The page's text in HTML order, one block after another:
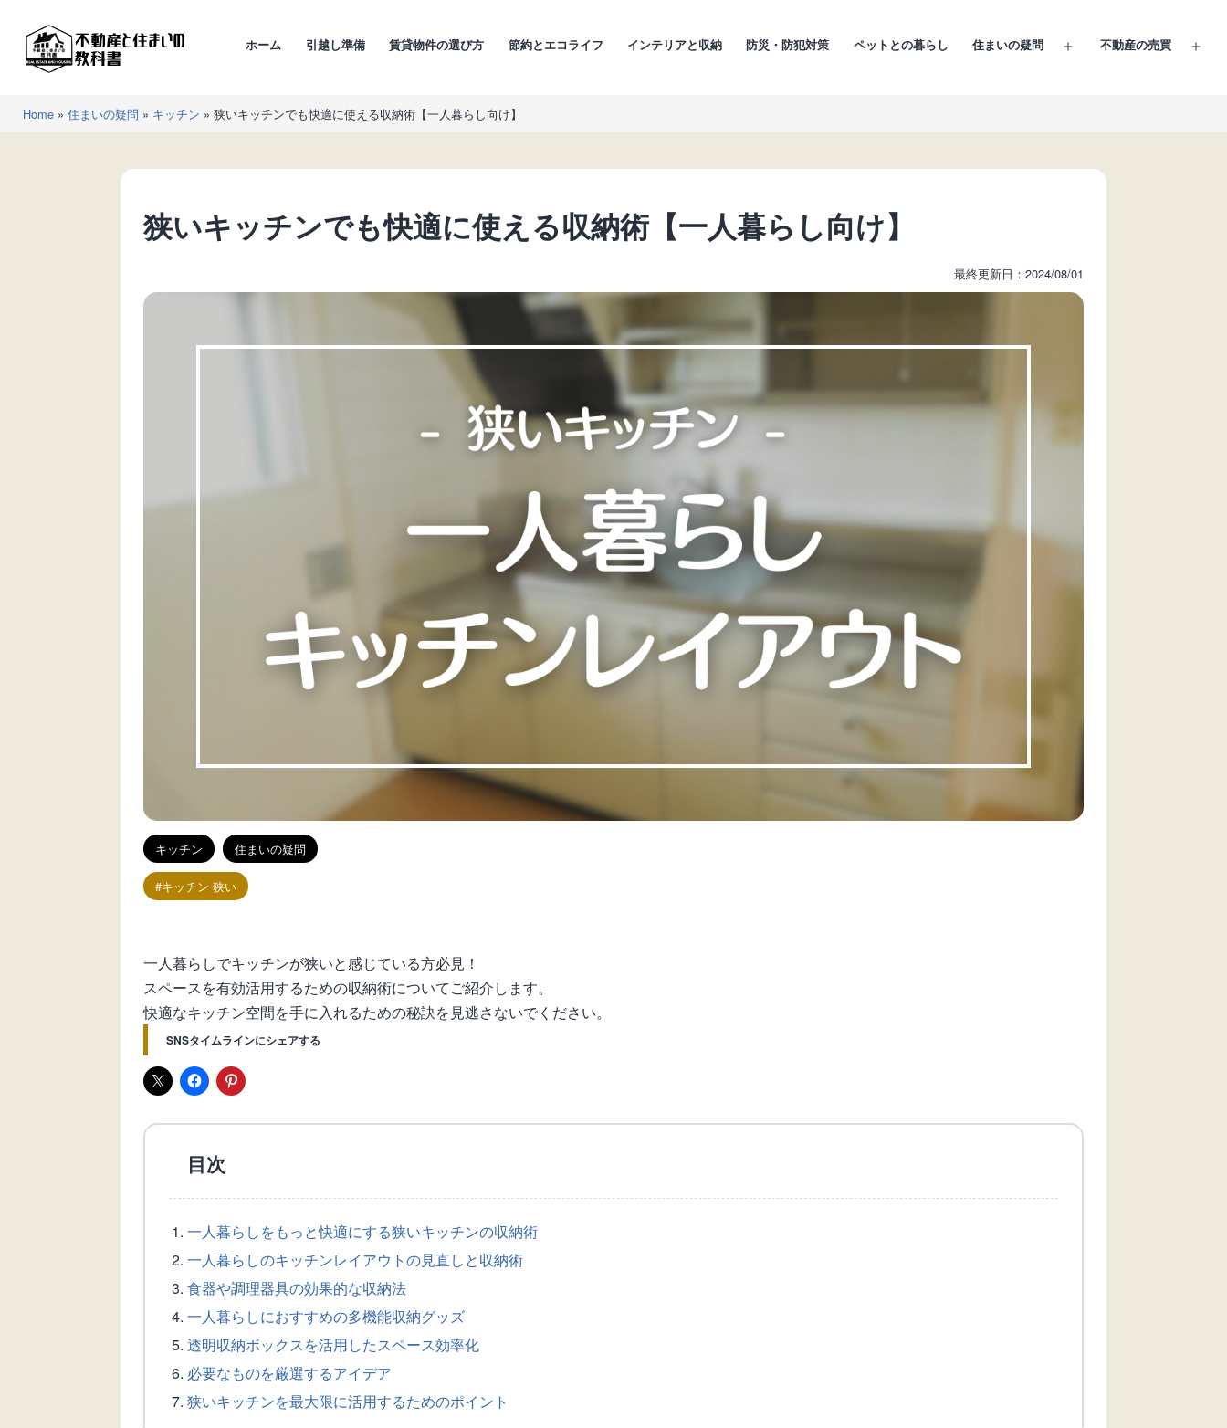
へ
不
動
ホーム 引越し準備 賃貸物件の選び方 節約とエコライフ インテリアと収納 防災・防犯対策 ペットとの暮らし 住まいの疑問
メ
開
不動産の売買
メ
Home » 住まいの疑問 » キッチン » 狭いキッチンでも快適に使える収納術【一人暮らし向け】
狭いキッチンでも快適に使える収納術【一人暮らし向け】
最終更新日：2024/08/01
キッチン 住まいの疑問
キッチン 狭い
一人暮らしでキッチンが狭いと感じている方必見！
スペースを有効活用するための収納術についてご紹介します。
快適なキッチン空間を手に入れるための秘訣を見逃さないでください。
SNSタイムラインにシェアする
目次
一人暮らしをもっと快適にする狭いキッチンの収納術
一人暮らしのキッチンレイアウトの見直しと収納術
食器や調理器具の効果的な収納法
一人暮らしにおすすめの多機能収納グッズ
透明収納ボックスを活用したスペース効率化
必要なものを厳選するアイデア
狭いキッチンを最大限に活用するためのポイント